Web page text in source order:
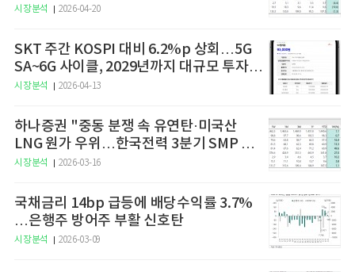
시장분석 2026-04-20
SKT 주간 KOSPI 대비 6.2%p 상회…5G
SA~6G 사이클, 2029년까지 대규모 투자
예고
시장분석 2026-04-13
하나증권 "중동 분쟁 속 유연탄·미국산
LNG 원가 우위…한국전력 3분기 SMP 상
승 전망"
시장분석 2026-03-16
국채금리 14bp 급등에 배당수익률 3.7%
…은행주 방어주 부활 신호탄
시장분석 2026-03-09